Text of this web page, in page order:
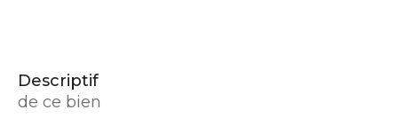
descriptif
de ce bien